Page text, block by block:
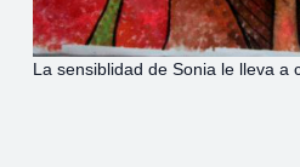
La sensiblidad de Sonia le lleva a